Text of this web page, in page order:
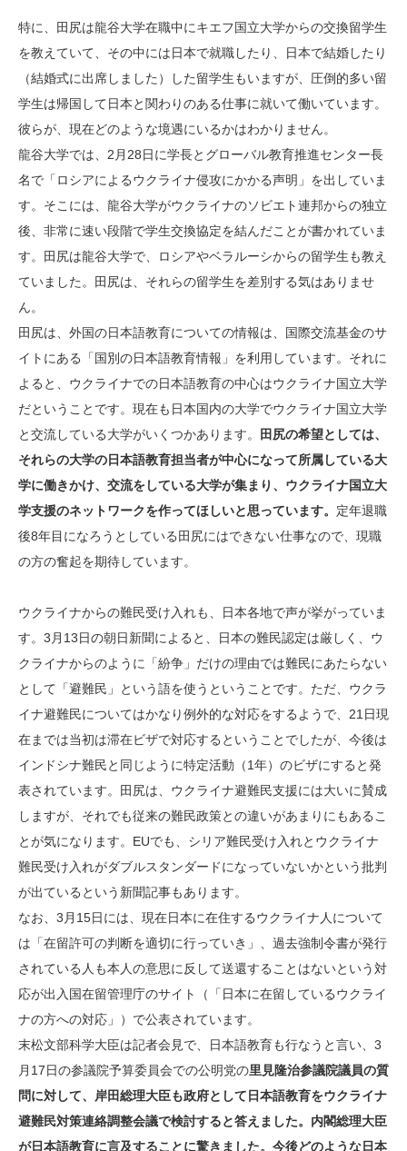
特に、田尻は龍谷大学在職中にキエフ国立大学からの交換留学生
を教えていて、その中には日本で就職したり、日本で結婚したり
（結婚式に出席しました）した留学生もいますが、圧倒的多い留
学生は帰国して日本と関わりのある仕事に就いて働いています。
彼らが、現在どのような境遇にいるかはわかりません。
龍谷大学では、2月28日に学長とグローバル教育推進センター長
名で「ロシアによるウクライナ侵攻にかかる声明」を出していま
す。そこには、龍谷大学がウクライナのソビエト連邦からの独立
後、非常に速い段階で学生交換協定を結んだことが書かれていま
す。田尻は龍谷大学で、ロシアやベラルーシからの留学生も教え
ていました。田尻は、それらの留学生を差別する気はありませ
ん。
田尻は、外国の日本語教育についての情報は、国際交流基金のサ
イトにある「国別の日本語教育情報」を利用しています。それに
よると、ウクライナでの日本語教育の中心はウクライナ国立大学
だということです。現在も日本国内の大学でウクライナ国立大学
と交流している大学がいくつかあります。
田尻の希望としては、
それらの大学の日本語教育担当者が中心になって所属している大
学に働きかけ、交流をしている大学が集まり、ウクライナ国立大
学支援のネットワークを作ってほしいと思っています。 定年退職
後8年目になろうとしている田尻にはできない仕事なので、現職
の方の奮起を期待しています。
ウクライナからの難民受け入れも、日本各地で声が挙がっていま
す。3月13日の朝日新聞によると、日本の難民認定は厳しく、ウ
クライナからのように「紛争」だけの理由では難民にあたらない
として「避難民」という語を使うということです。ただ、ウクラ
イナ避難民についてはかなり例外的な対応をするようで、21日現
在までは当初は滞在ビザで対応するということでしたが、今後は
インドシナ難民と同じように特定活動（1年）のビザにすると発
表されています。田尻は、ウクライナ避難民支援には大いに賛成
しますが、それでも従来の難民政策との違いがあまりにもあるこ
とが気になります。EUでも、シリア難民受け入れとウクライナ
難民受け入れがダブルスタンダードになっていないかという批判
が出ているという新聞記事もあります。
なお、3月15日には、現在日本に在住するウクライナ人について
は「在留許可の判断を適切に行っていき」、過去強制令書が発行
されている人も本人の意思に反して送還することはないという対
応が出入国在留管理庁のサイト（「日本に在留しているウクライ
ナの方への対応」）で公表されています。
末松文部科学大臣は記者会見で、日本語教育も行なうと言い、3
月17日の参議院予算委員会での公明党の里見隆治参議院議員の質
問に対して、岸田総理大臣も政府として日本語教育をウクライナ
避難民対策連絡調整会議で検討すると答えました。内閣総理大臣
が日本語教育に言及することに驚きました。今後どのような日本